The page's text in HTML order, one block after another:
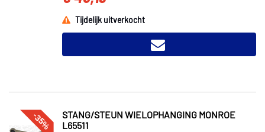
Tijdelijk uitverkocht
-35%
STANG/STEUN WIELOPHANGING MONROE
L65511